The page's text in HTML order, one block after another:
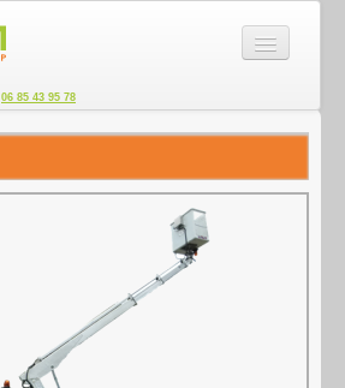
SARL XAM - Location de
06 85 43 95 78